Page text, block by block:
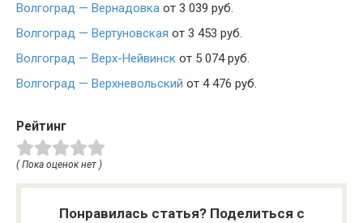
Волгоград — Вернадовка от 3 039 руб.
Волгоград — Вертуновская от 3 453 руб.
Волгоград — Верх-Нейвинск от 5 074 руб.
Волгоград — Верхневольский от 4 476 руб.
Рейтинг
( Пока оценок нет )
Понравилась статья? Поделиться с